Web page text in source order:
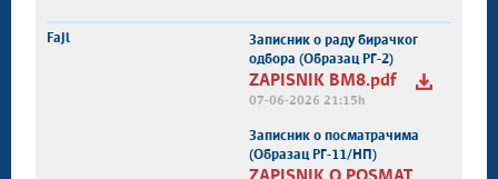
Записник о раду бирачког
одбора (Образац РГ-2)
ZAPISNIK BM8.pdf
07-06-2026 21:15h
Записник о посматрачима
(Образац РГ-11/НП)